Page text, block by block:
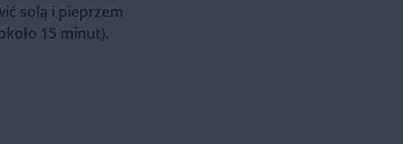
solą i pieprzem
15 minut).